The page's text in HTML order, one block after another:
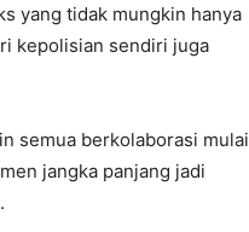
yang tidak mungkin hanya
kepolisian sendiri juga
semua berkolaborasi mulai
jangka panjang jadi